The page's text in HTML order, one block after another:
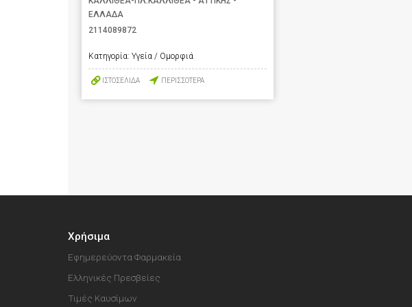
ΕΛΛΑΔΑ
2114089872
Κατηγορία: Υγεία / Ομορφιά
ΙΣΤΟΣΕΛΙΔΑ ΠΕΡΙΣΣΟΤΕΡΑ
Χρήσιμα
Εφημερεύοντα Φαρμακεία
Ελληνικές Πρεσβείες
Τιμές Καυσίμων